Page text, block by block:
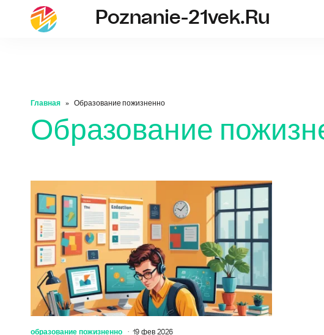
poznanie-21vek.ru
Poznanie-21vek.ru
Главная Образование пожизненно
Образование
образование пожизненно 19 фев 2026